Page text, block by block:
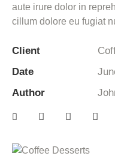
aute irure dolor in
cillum dolore eu fugiat
Client
Date
Author